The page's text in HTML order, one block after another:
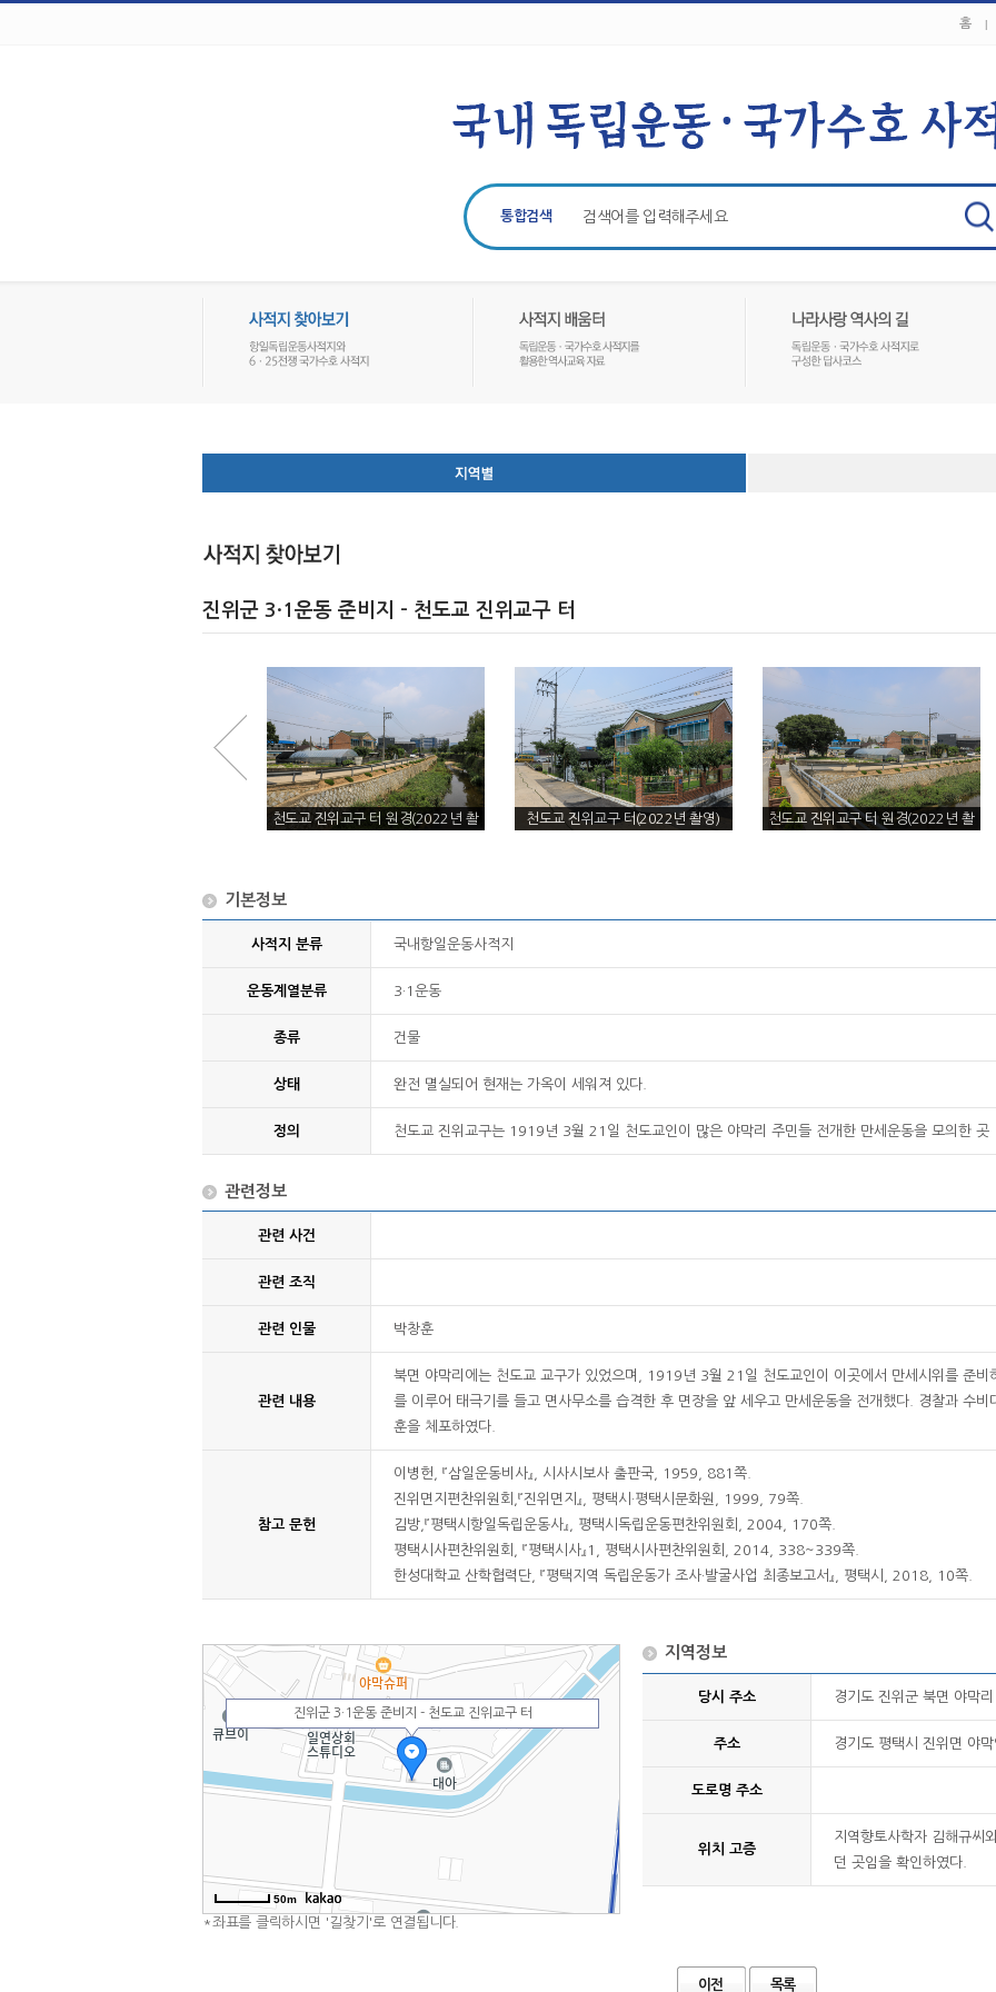
홈
통합검색
진위군 3·1운동 준비지 - 천도교 진위교구 터
천도교 진위교구 터 원경(2022년 촬
천도교 진위교구 터(2022년 촬영)
천도교 진위교구 터 원경(2022년 촬
기본정보
사적지 분류 국내항일운동사적지
운동계열분류 3·1운동
종류 건물
상태 완전 멸실되어 현재는 가옥이 세워져 있다.
정의 천도교 진위교구는 1919년 3월 21일 천도교인이 많은 야막리 주민들 전개한 만세운동을 모의한 곳
관련정보
관련 사건
관련 조직
관련 인물 박창훈
관련 내용
북면 야막리에는 천도교 교구가 있었으며, 1919년 3월 21일 천도교인이 이곳에서 만세시위를 준
를 이루어 태극기를 들고 면사무소를 습격한 후 면장을 앞 세우고 만세운동을 전개했다. 경찰과 수
훈을 체포하였다.
참고 문헌
이병헌, 『삼일운동비사』, 시사시보사 출판국, 1959, 881쪽.
진위면지편찬위원회,『진위면지』, 평택시·평택시문화원, 1999, 79쪽.
김방,『평택시항일독립운동사』, 평택시독립운동편찬위원회, 2004, 170쪽.
평택시사편찬위원회, 『평택시사』1, 평택시사편찬위원회, 2014, 338~339쪽.
한성대학교 산학협력단, 『평택지역 독립운동가 조사·발굴사업 최종보고서』, 평택시, 2018, 10쪽.
진위군 3·1운동 준비지 - 천도교 진위교구 터
50m
*좌표를 클릭하시면 '길찾기'로 연결됩니다.
지역정보
당시 주소 경기도 진위군 북면 야막
주소 경기도 평택시 진위면 야
도로명 주소
위치 고증
지역향토사학자 김해규씨
던 곳임을 확인하였다.
이전 목록